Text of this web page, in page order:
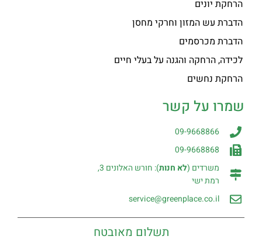
הרחקת יונים
הדברת עש המזון וחרקי מחסן
הדברת מכרסמים
לכידה, הרחקה והגנה על בעלי חיים
הרחקת נחשים
שמרו על קשר
09-9668866
09-9668868
משרדים (לא חנות): חורש האלונים 3,
רמת ישי
service@greenplace.co.il
תשלום מאובטח